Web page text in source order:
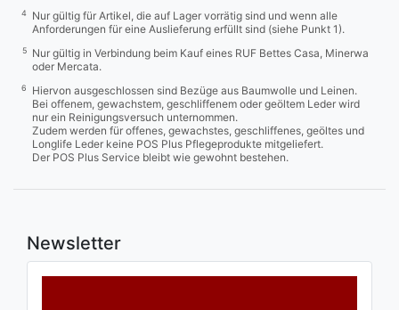
4
Nur gültig für Artikel, die auf Lager vorrätig sind und wenn alle
Anforderungen für eine Auslieferung erfüllt sind (siehe Punkt 1).
5
Nur gültig in Verbindung beim Kauf eines RUF Bettes Casa, Minerwa
oder Mercata.
6
Hiervon ausgeschlossen sind Bezüge aus Baumwolle und Leinen.
Bei offenem, gewachstem, geschliffenem oder geöltem Leder wird
nur ein Reinigungsversuch unternommen.
Zudem werden für offenes, gewachstes, geschliffenes, geöltes und
Longlife Leder keine POS Plus Pflegeprodukte mitgeliefert.
Der POS Plus Service bleibt wie gewohnt bestehen.
Newsletter